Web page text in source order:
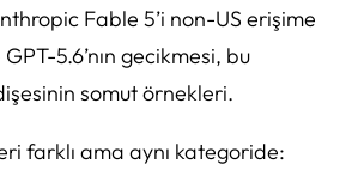
Fable 5’i non-US erişime
GPT-5.6’nın gecikmesi, bu
somut örnekleri.
farklı ama aynı kategoride: